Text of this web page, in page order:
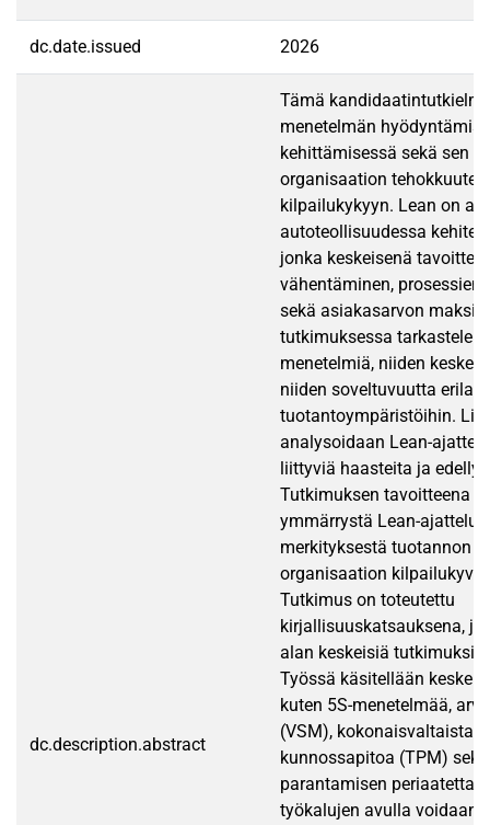
dc.date.issued 2026
dc.description.abstract
Tämä
menetelmän
kehittämisessä sekä sen
organisaation
kilpailukykyyn. Lean on
autoteollisuudessa
jonka keskeisenä
vähentäminen,
sekä asiakasarvon
tutkimuksessa
menetelmiä, niiden
niiden soveltuvuutta
tuotantoympäristöihin.
analysoidaan Lean-
liittyviä haasteita ja
Tutkimuksen tavoitteena
ymmärrystä Lean-
merkityksestä tuotannon
organisaation
Tutkimus on toteutettu
kirjallisuuskatsauksena,
alan keskeisiä
Työssä käsitellään
kuten 5S-menetelmää,
(VSM), kokonaisvaltaista
kunnossapitoa (TPM)
parantamisen periaatetta
työkalujen avulla voidaan